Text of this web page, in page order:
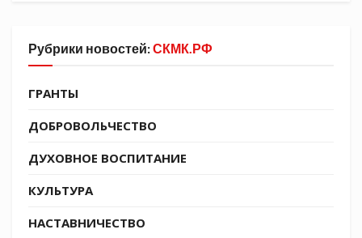
бакалавриата «История. Казачество в истории
отдела
Рубрики новостей:СКМК.РФ
ГРАНТЫ
ДОБРОВОЛЬЧЕСТВО
ДУХОВНОЕ ВОСПИТАНИЕ
КУЛЬТУРА
НАСТАВНИЧЕСТВО